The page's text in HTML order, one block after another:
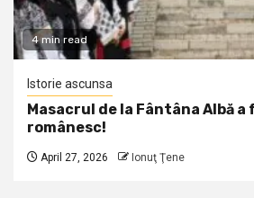
4 min read
Istorie ascunsa
Masacrul de la Fântâna Albă
românesc!
April 27, 2026 Ionuţ Ţene